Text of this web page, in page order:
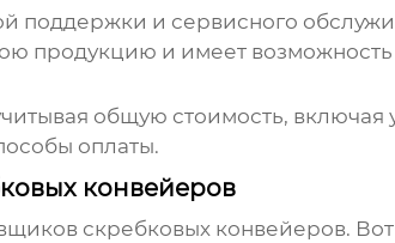
поддержки и сервисного
продукцию и имеет
общую стоимость, включая
оплаты.
конвейеров
скребковых конвейеров.